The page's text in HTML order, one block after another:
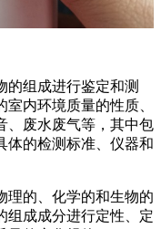
的组成进行鉴定和测
内环境质量的性质、
、废水废气等，其中包
体的检测标准、仪器和
理的、化学的和生物的
组成成分进行定性、定